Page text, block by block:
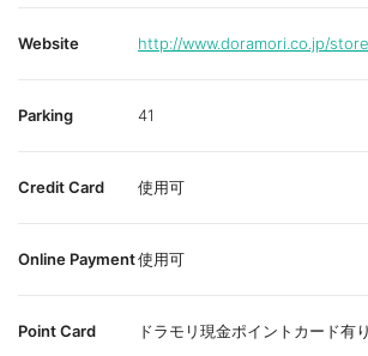
Website http://www.doramori.co.jp/
Parking 41
Credit Card 使用可
Online Payment使用可
Point Card ドラモリ現金ポイントカード有り